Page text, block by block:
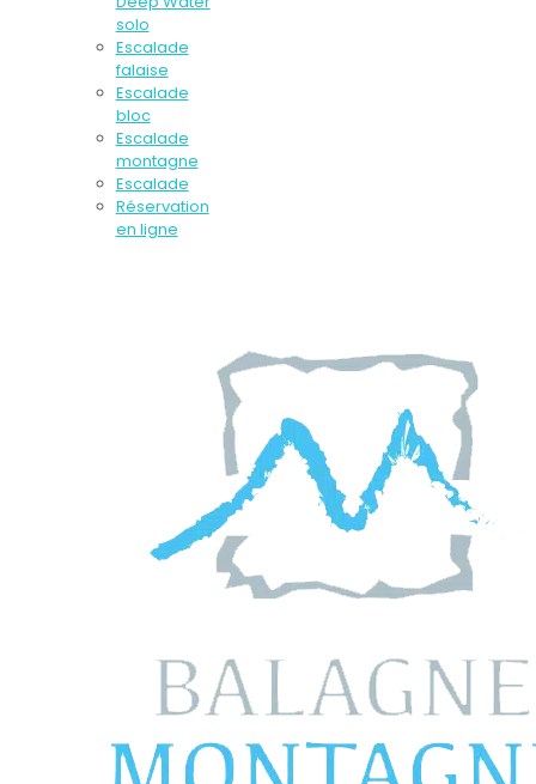
solo
Escalade
falaise
Escalade
bloc
Escalade
montagne
Escalade
Réservation
en ligne